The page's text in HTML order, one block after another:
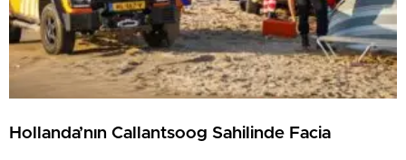
Hollanda’nın Callantsoog Sahilinde Facia